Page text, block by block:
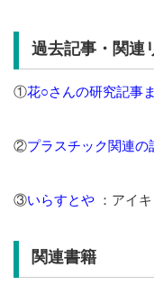
過去記事・関連
①花○さんの研究記事
②プラスチック関連の
③いらすとや ：アイ
関連書籍